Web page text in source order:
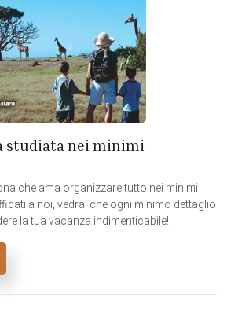
studiata nei minimi
che ama organizzare tutto nei minimi
a noi, vedrai che ogni minimo dettaglio
la tua vacanza indimenticabile!